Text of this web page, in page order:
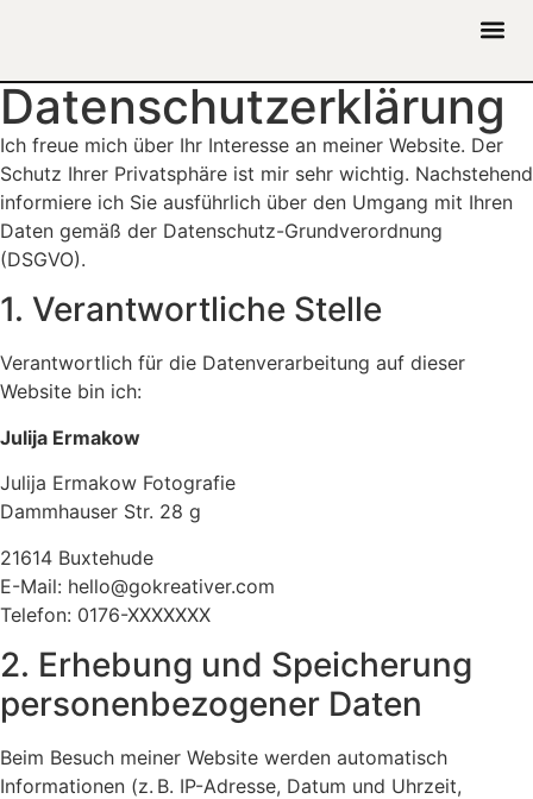
Datenschutzerklärung
Ich freue mich über Ihr Interesse an meiner Website. Der
Schutz Ihrer Privatsphäre ist mir sehr wichtig. Nachstehend
informiere ich Sie ausführlich über den Umgang mit Ihren
Daten gemäß der Datenschutz-Grundverordnung
(DSGVO).
1. Verantwortliche Stelle
Verantwortlich für die Datenverarbeitung auf dieser
Website bin ich:
Julija Ermakow
Julija Ermakow Fotografie
Dammhauser Str. 28 g
21614 Buxtehude
E-Mail: hello@gokreativer.com
Telefon: 0176-XXXXXXX
2. Erhebung und Speicherung
personenbezogener Daten
Beim Besuch meiner Website werden automatisch
Informationen (z. B. IP-Adresse, Datum und Uhrzeit,